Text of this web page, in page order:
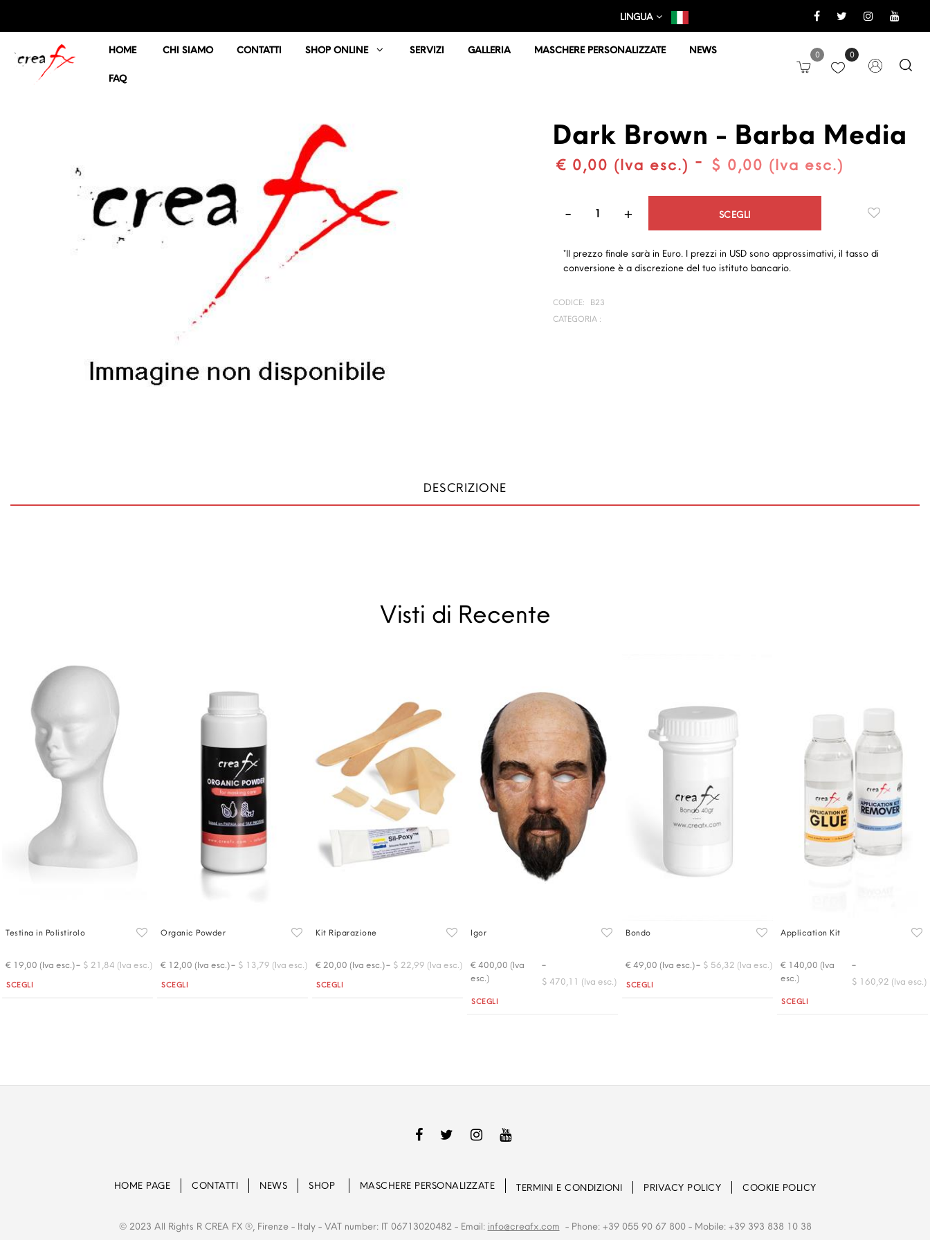
LINGUA
HOME CHI SIAMO CONTATTI SHOP ONLINE SERVIZI GALLERIA MASCHERE PERSONALIZZATE NEWS
FAQ
0 0
Dark Brown - Barba Media
€ 0,00 (Iva esc.) - $ 0,00 (Iva esc.)
SCEGLI
*Il prezzo finale sarà in Euro. I prezzi in USD sono approssimativi, il tasso di
conversione è a discrezione del tuo istituto bancario.
CODICE:
B23
CATEGORIA :
DESCRIZIONE
Visti di Recente
Testina in Polistirolo
€ 19,00 (Iva esc.)- $ 21,84 (Iva esc.)
Quantità
SCEGLI
Organic Powder
€ 12,00 (Iva esc.)- $ 13,79 (Iva esc.)
Quantità
SCEGLI
Kit Riparazione
€ 20,00 (Iva esc.)- $ 22,99 (Iva esc.)
Quantità
SCEGLI
Igor
€ 400,00 (Iva
esc.)
-
$ 470,11 (Iva esc.)
Quantità
SCEGLI
Bondo
€ 49,00 (Iva esc.)- $ 56,32 (Iva esc.)
Quantità
SCEGLI
Application Kit
€ 140,00 (Iva
esc.)
-
$ 160,92 (Iva esc.)
Quantità
SCEGLI
HOME PAGE CONTATTI NEWS SHOP MASCHERE PERSONALIZZATE TERMINI E CONDIZIONI PRIVACY POLICY COOKIE POLICY
© 2023 All Rights R CREA FX ®, Firenze - Italy- VAT number: IT 06713020482- Email: info@creafx.com - Phone: +39 055 90 67 800- Mobile: +39 393 838 10 38